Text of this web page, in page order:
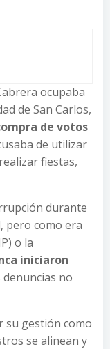
ocupaba
de San Carlos,
de votos
de utilizar
fiestas,
durante
pero como era
o la
iniciaron
denuncias no
su gestión como
se alinean y